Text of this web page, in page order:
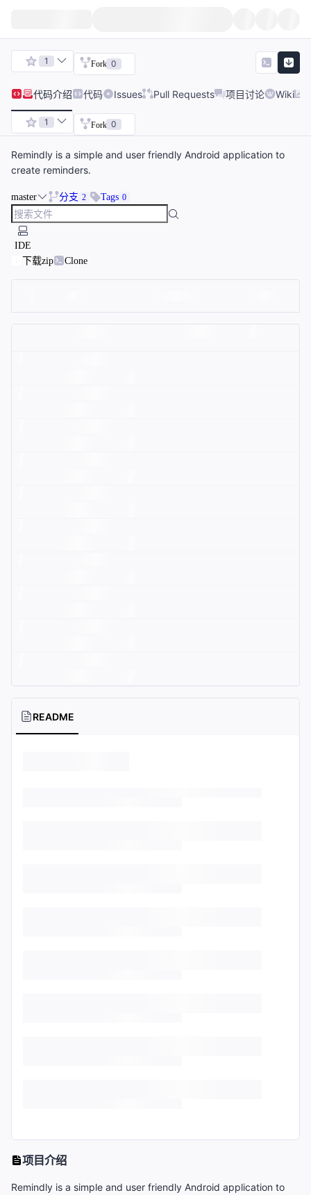
1 Fork 0
代码介绍 代码 Issues Pull Requests 项目讨论 Wiki
1 Fork 0
Remindly is a simple and user friendly Android application to
create reminders.
master 分支 2 Tags 0
IDE
下载zip
Clone
README
项目介绍
Remindly is a simple and user friendly Android application to